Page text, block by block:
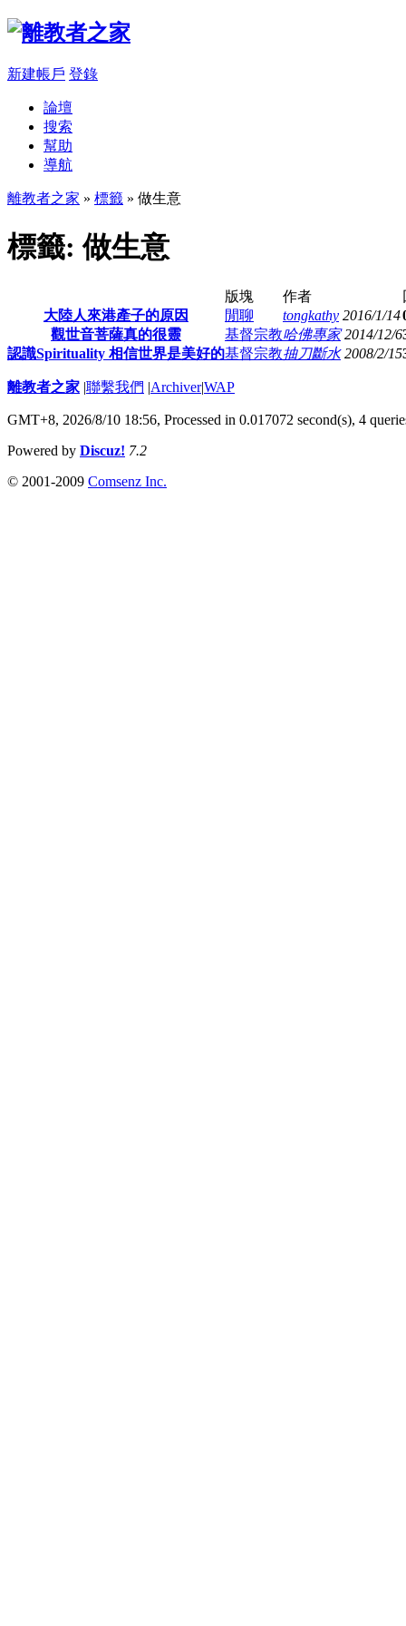
新建帳戶 登錄
論壇
搜索
幫助
導航
離教者之家 » 標籤 » 做生意
標籤: 做生意
版塊 作者
大陸人來港產子的原因
閒聊 tongkathy 2016/1/14
觀世音菩薩真的很靈
基督宗教哈佛專家 2014/12/6
認識Spirituality 相信世界是美好的基督宗教抽刀斷水 2008/2/15
離教者之家 |聯繫我們 |Archiver|WAP
GMT+8, 2026/8/10 18:56, Processed in 0.017072 second(s), 4
Powered by Discuz! 7.2
© 2001-2009 Comsenz Inc.